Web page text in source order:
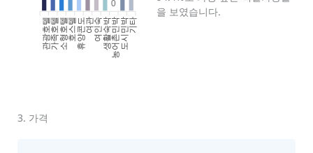
0
관광호텔가족호텔소형호텔호스텔휴양콘도여관여인숙생활숙박농어촌민박도시민박기타
을 보였습니다.
3. 가격